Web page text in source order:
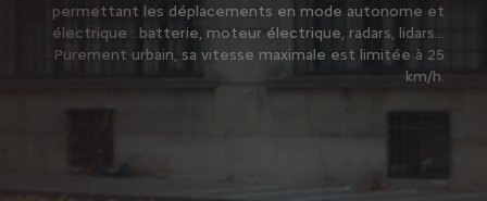
permettant les déplacements en mode autonome et
électrique : batterie, moteur électrique, radars, lidars…
Purement urbain, sa vitesse maximale est limitée à 25
km/h.